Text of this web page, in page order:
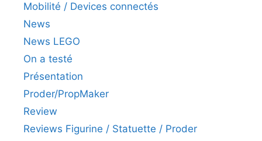
Mobilité / Devices connectés
News
News LEGO
On a testé
Présentation
Proder/PropMaker
Review
Reviews Figurine / Statuette / Proder